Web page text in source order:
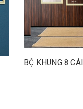
BỘ KHUNG 8 CÁI